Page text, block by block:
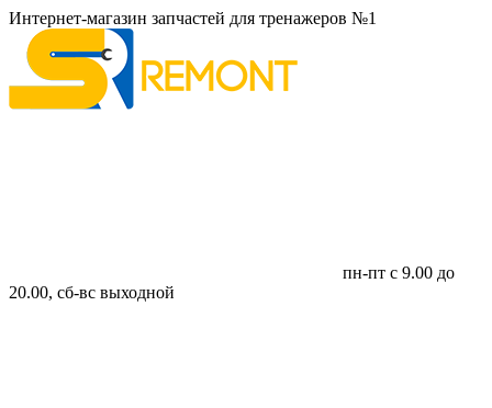
Интернет-магазин запчастей для тренажеров №1
пн-пт с 9.00 до
20.00, сб-вс выходной